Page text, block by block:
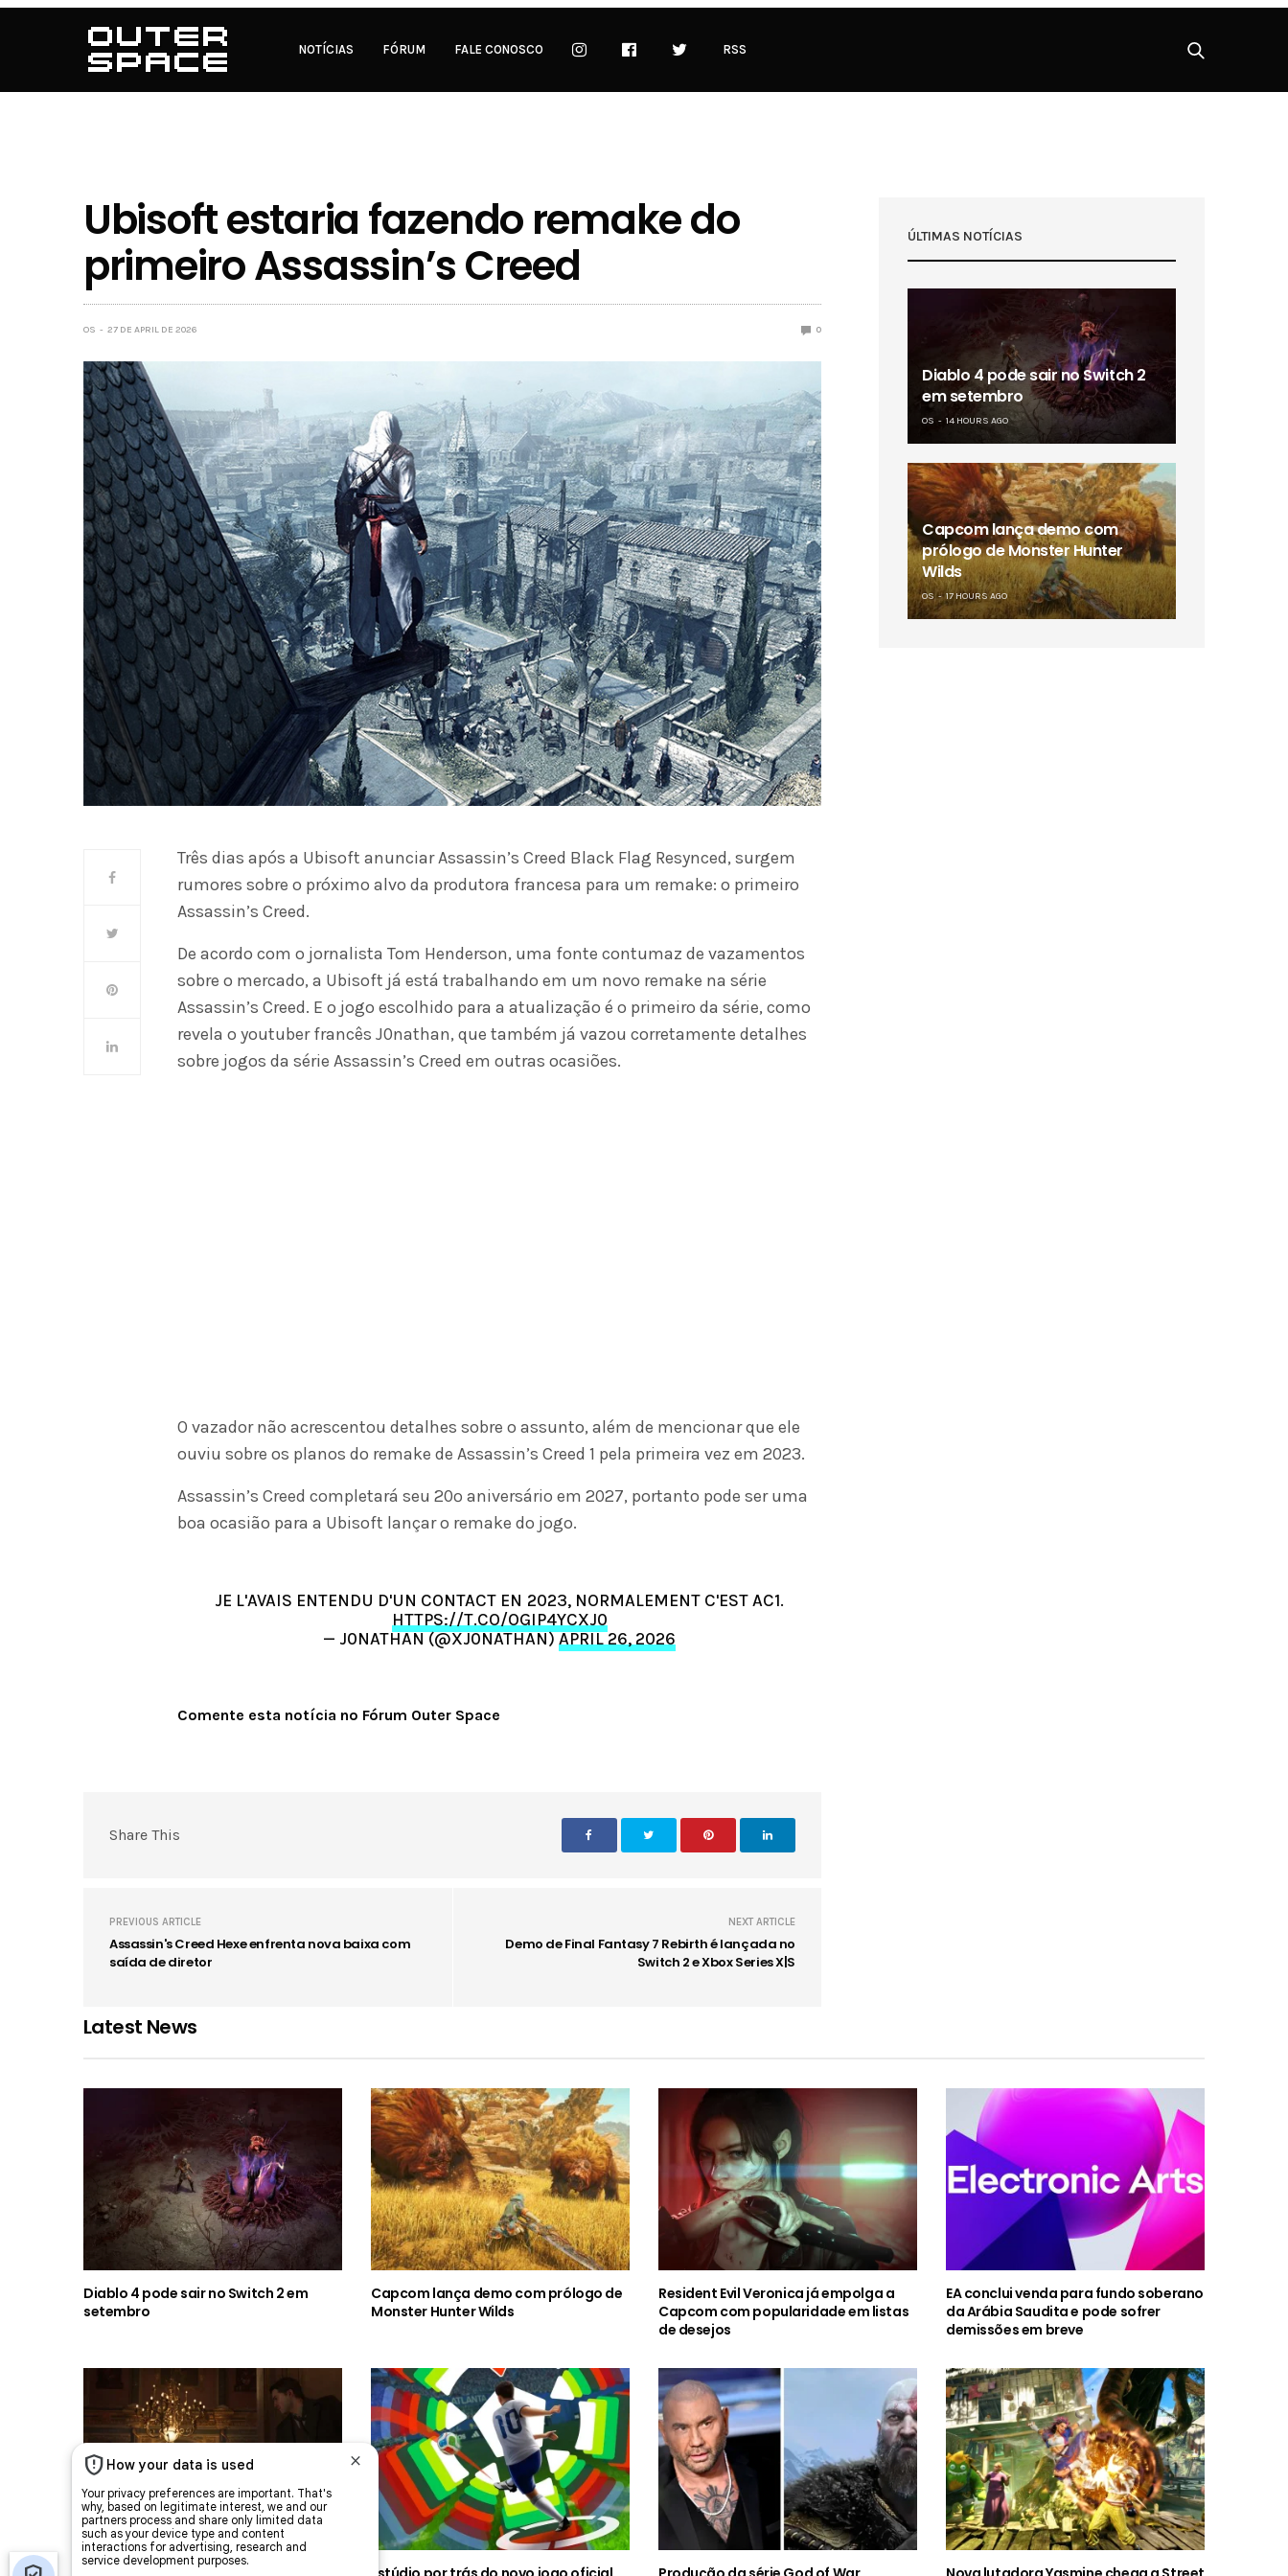
NOTÍCIAS FÓRUM FALE CONOSCO RSS
Ubisoft estaria fazendo remake do
primeiro Assassin’s Creed
OS 27 DE APRIL DE 2026 0
Três dias após a Ubisoft anunciar Assassin’s Creed Black Flag Resynced, surgem
rumores sobre o próximo alvo da produtora francesa para um remake: o primeiro
Assassin’s Creed.
De acordo com o jornalista Tom Henderson, uma fonte contumaz de vazamentos
sobre o mercado, a Ubisoft já está trabalhando em um novo remake na série
Assassin’s Creed. E o jogo escolhido para a atualização é o primeiro da série, como
revela o youtuber francês J0nathan, que também já vazou corretamente detalhes
sobre jogos da série Assassin’s Creed em outras ocasiões.
O vazador não acrescentou detalhes sobre o assunto, além de mencionar que ele
ouviu sobre os planos do remake de Assassin’s Creed 1 pela primeira vez em 2023.
Assassin’s Creed completará seu 20º aniversário em 2027, portanto pode ser uma
boa ocasião para a Ubisoft lançar o remake do jogo.
JE L'AVAIS ENTENDU D'UN CONTACT EN 2023, NORMALEMENT C'EST AC1.
HTTPS://T.CO/OGIP4YCXJ0
— J0NATHAN (@XJ0NATHAN)APRIL 26, 2026
Comente esta notícia no Fórum Outer Space
Share This
PREVIOUS ARTICLE
Assassin's Creed Hexe enfrenta nova baixa com
saída de diretor
NEXT ARTICLE
Demo de Final Fantasy 7 Rebirth é lançada no
Switch 2 e Xbox Series X|S
ÚLTIMAS NOTÍCIAS
Diablo 4 pode sair no Switch 2
em setembro
OS 14 HOURS AGO
Capcom lança demo com
prólogo de Monster Hunter
Wilds
OS 17 HOURS AGO
Latest News
Diablo 4 pode sair no Switch 2 em
setembro
Capcom lança demo com prólogo de
Monster Hunter Wilds
Resident Evil Veronica já empolga a
Capcom com popularidade em listas
de desejos
EA conclui venda para fundo soberano
da Arábia Saudita e pode sofrer
demissões em breve